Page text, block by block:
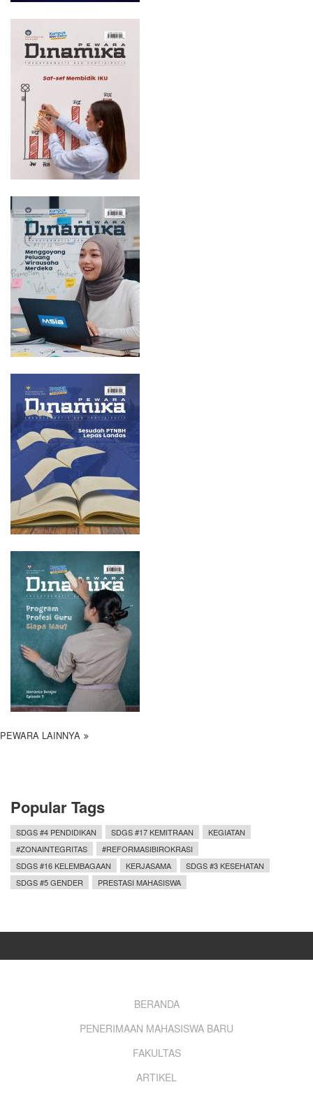
PEWARA LAINNYA
Popular Tags
SDGS #4 PENDIDIKAN SDGS #17 KEMITRAAN
KEGIATAN
#ZONAINTEGRITAS
#REFORMASIBIROKRASI
SDGS #16 KELEMBAGAAN
KERJASAMA
SDGS #3 KESEHATAN
SDGS #5 GENDER
PRESTASI MAHASISWA
BERANDA
PENERIMAAN MAHASISWA BARU
FAKULTAS
ARTIKEL